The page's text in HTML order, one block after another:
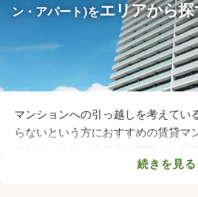
ン・アパート)をエリアから探
マンションへの引っ越しを考えてい
らないという方におすすめの賃貸マ
マンションは、物件別に間取りや設
複数の物件を見比べて、希望や好み
続きを見る